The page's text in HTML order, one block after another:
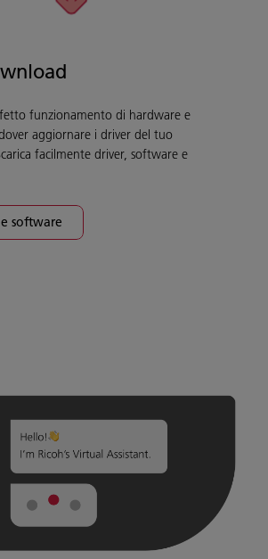
funzionamento di hardware e
aggiornare i driver del tuo
facilmente driver, software e
software